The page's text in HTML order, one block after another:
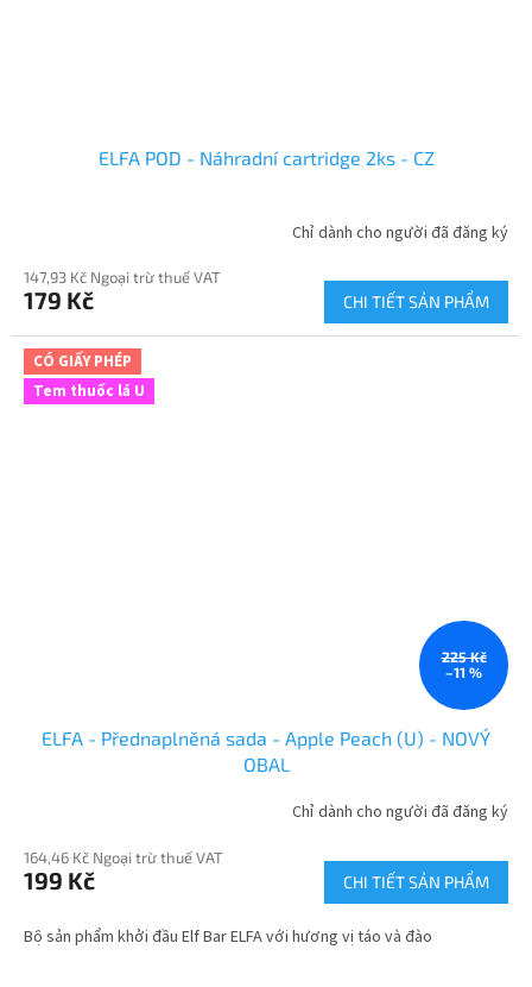
ELFA POD - Náhradní cartridge 2ks - CZ
Chỉ dành cho người đã đăng ký
147,93 Kč Ngoại trừ thuế VAT
179 Kč CHI TIẾT SẢN PHẨM
CÓ GIẤY PHÉP
Tem thuốc lá U
225 Kč
–11 %
ELFA - Přednaplněná sada - Apple Peach (U) - NOVÝ
OBAL
Chỉ dành cho người đã đăng ký
164,46 Kč Ngoại trừ thuế VAT
199 Kč CHI TIẾT SẢN PHẨM
Bộ sản phẩm khởi đầu Elf Bar ELFA với hương vị táo và đào